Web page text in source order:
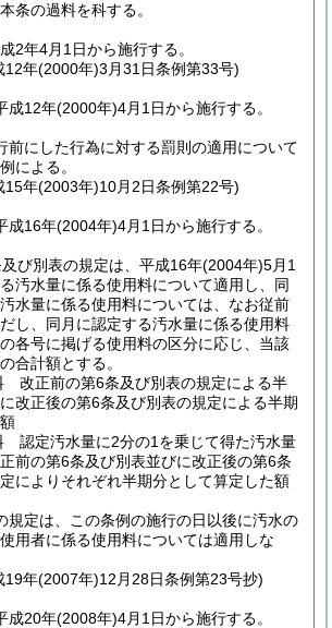
条の過料を科する。
2年4月1日から施行する。
12年(2000年)3月31日条例第33号)
成12年(2000年)4月1日から施行する。
前にした行為に対する罰則の適用について
による。
15年(2003年)10月2日条例第22号)
成16年(2004年)4月1日から施行する。
び別表の規定は、平成16年(2004年)5月1
汚水量に係る使用料について適用し、同
水量に係る使用料については、なお従前
し、同月に認定する汚水量に係る使用料
各号に掲げる使用料の区分に応じ、当該
合計額とする。
改正前の第6条及び別表の規定による半
改正後の第6条及び別表の規定による半期
認定汚水量に2分の1を乗じて得た汚水量
前の第6条及び別表並びに改正後の第6条
によりそれぞれ半期分として算定した額
規定は、この条例の施行の日以後に汚水の
用者に係る使用料については適用しな
19年(2007年)12月28日条例第23号抄)
成20年(2008年)4月1日から施行する。